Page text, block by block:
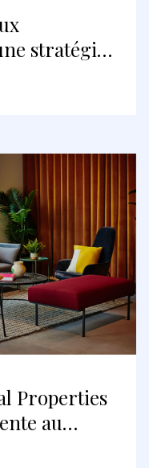
stratégie
Properties
au